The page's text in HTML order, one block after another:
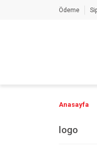
Ödeme
Anasayfa
logo